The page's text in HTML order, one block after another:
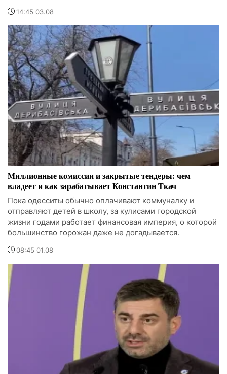
14:45 03.08
Миллионные комиссии и закрытые тендеры: чем
владеет и как зарабатывает Константин Ткач
Пока одесситы обычно оплачивают коммуналку и
отправляют детей в школу, за кулисами городской
жизни годами работает финансовая империя, о которой
большинство горожан даже не догадывается.
08:45 01.08